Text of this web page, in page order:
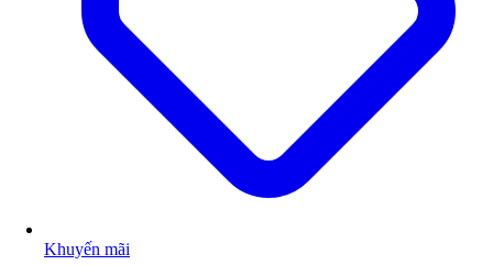
Khuyến mãi